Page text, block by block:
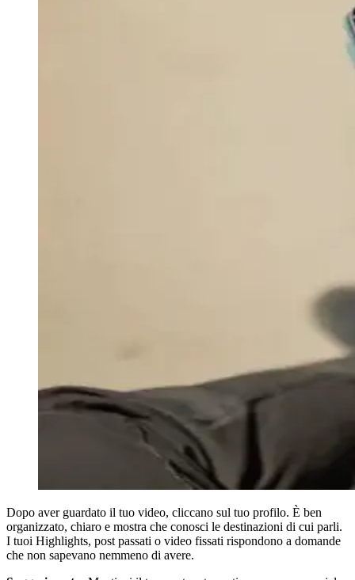
Dopo aver guardato il tuo video, cliccano sul tuo profilo. È ben
organizzato, chiaro e mostra che conosci le destinazioni di cui parli.
I tuoi Highlights, post passati o video fissati rispondono a domande
che non sapevano nemmeno di avere.